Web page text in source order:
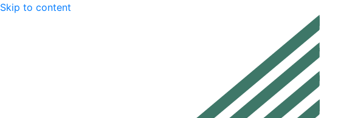
Skip to content